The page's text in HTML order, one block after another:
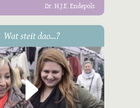
Dr. H.J.E. Endepols
Wat steit dao...?